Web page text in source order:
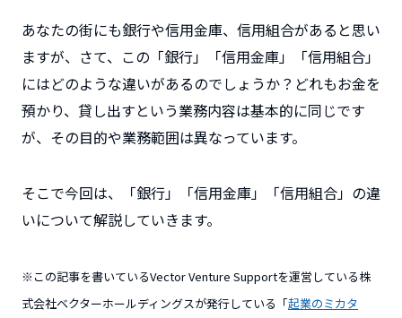
あなたの街にも銀行や信用金庫、信用組合があると思い
ますが、さて、この「銀行」「信用金庫」「信用組合」
にはどのような違いがあるのでしょうか？どれもお金を
預かり、貸し出すという業務内容は基本的に同じです
が、その目的や業務範囲は異なっています。
そこで今回は、「銀行」「信用金庫」「信用組合」の違
いについて解説していきます。
※この記事を書いているVector Venture Supportを運営している株
式会社ベクターホールディングスが発行している「起業のミカタ